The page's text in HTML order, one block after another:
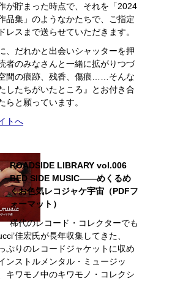
が貯まった時点で、それを「2024
品集」のようなかたちで、ご指定
レスまで送らせていただきます。
、だれかと出会いシャッターを押
者のみなさんと一緒に拡がりつづ
間の痕跡、残香、傷痕……そんな
したちがいたところ』とお付き合
らと願っています。
トへ
ROADSIDE LIBRARY vol.006
BED SIDE MUSIC――めくるめ
くお色気レコジャケ宇宙（PDFフ
ォーマット）
稀代のレコード・コレクターでも
佳宏氏が長年収集してきた、
ぷりのレコードジャケットに収め
ンストルメンタル・ミュージッ
キワモノ中のキワモノ・コレクシ